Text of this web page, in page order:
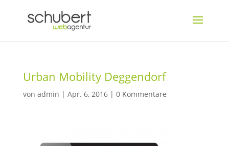
Urban Mobility Deggendorf
von admin | Apr. 6, 2016| 0 Kommentare